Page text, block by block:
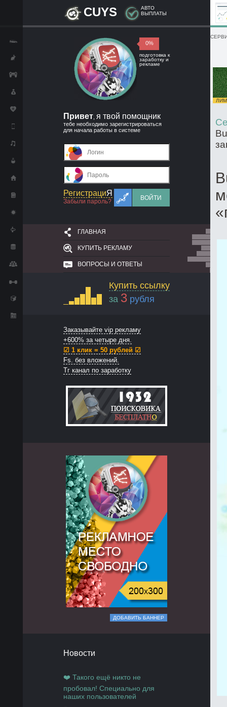
CUYS
АВТО
ВЫПЛАТЫ
0%
подготовка к
заработку и
рекламе
Привет я твой помощник
тебе необходимо зарегистрироваться
для начала работы в системе
РегистрациЯ
Забыли пароль?
ВОЙТИ
ГЛАВНАЯ
КУПИТЬ РЕКЛАМУ
ВОПРОСЫ И ОТВЕТЫ
Купить ссылку
за 3 рубля
Заказывайте vip рекламу
+600% за четыре дня.
☑ 1 клик = 50 рублей ☑
Fs. без вложений.
Тг канал по заработку
ДОБАВИТЬ БАННЕР
Новости
❤️ Такого ещё никто не
пробовал! Специально для
наших пользователей